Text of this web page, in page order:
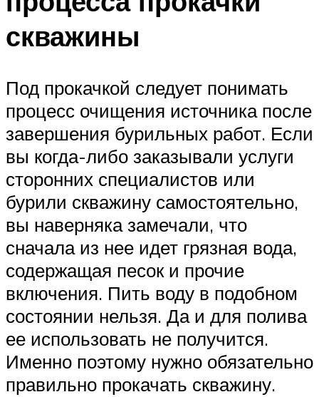
скважины
Под прокачкой следует понимать
процесс очищения источника после
завершения бурильных работ. Если
вы когда-либо заказывали услуги
сторонних специалистов или
бурили скважину самостоятельно,
вы наверняка замечали, что
сначала из нее идет грязная вода,
содержащая песок и прочие
включения. Пить воду в подобном
состоянии нельзя. Да и для полива
ее использовать не получится.
Именно поэтому нужно обязательно
правильно прокачать скважину.